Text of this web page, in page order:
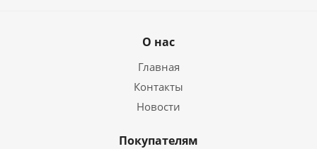
О нас
Главная
Контакты
Новости
Покупателям